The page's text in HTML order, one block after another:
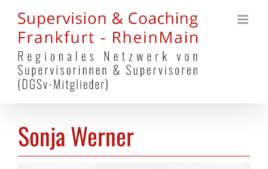
Inhalt
springen
Sonja Werner